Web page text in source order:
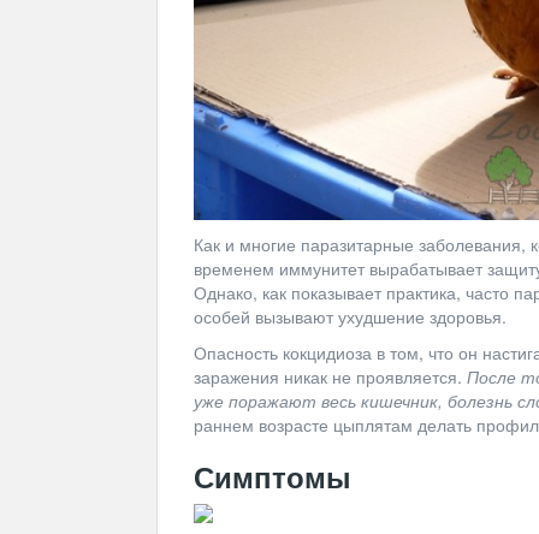
Как и многие паразитарные заболевания,
временем иммунитет вырабатывает
Однако, как показывает практика, часто
особей вызывают ухудшение здоровья.
Опасность кокцидиоза в том, что он
заражения никак не проявляется. После
уже поражают весь кишечник, болезнь
раннем возрасте цыплятам делать
Симптомы